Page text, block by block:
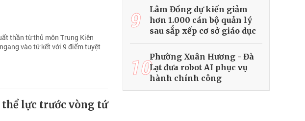
thần từ thủ môn Trung Kiên
vào tứ kết với 9 điểm tuyệt
thể lực trước vòng tứ
9
Lâm Đồng dự kiến giảm
hơn 1.000 cán bộ quản lý
sau sắp xếp cơ sở giáo dục
10Phường Xuân Hương - Đà
Lạt đưa robot AI phục vụ
hành chính công